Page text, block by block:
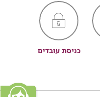
כניסת עובדים